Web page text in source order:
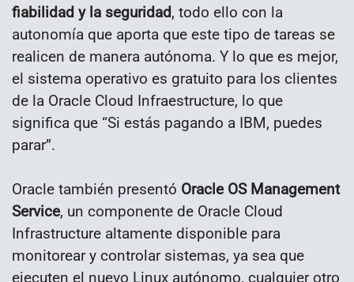
fiabilidad y la seguridad, todo ello con la
autonomía que aporta que este tipo de tareas se
realicen de manera autónoma. Y lo que es mejor,
el sistema operativo es gratuito para los clientes
de la Oracle Cloud Infraestructure, lo que
significa que “Si estás pagando a IBM, puedes
parar”.
Oracle también presentó Oracle OS Management
Service, un componente de Oracle Cloud
Infrastructure altamente disponible para
monitorear y controlar sistemas, ya sea que
ejecuten el nuevo Linux autónomo, cualquier otro